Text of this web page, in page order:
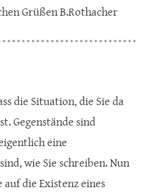
Grüßen B.Rothacher
die Situation, die Sie da
Gegenstände sind
eine
wie Sie schreiben. Nun
auf die Existenz eines